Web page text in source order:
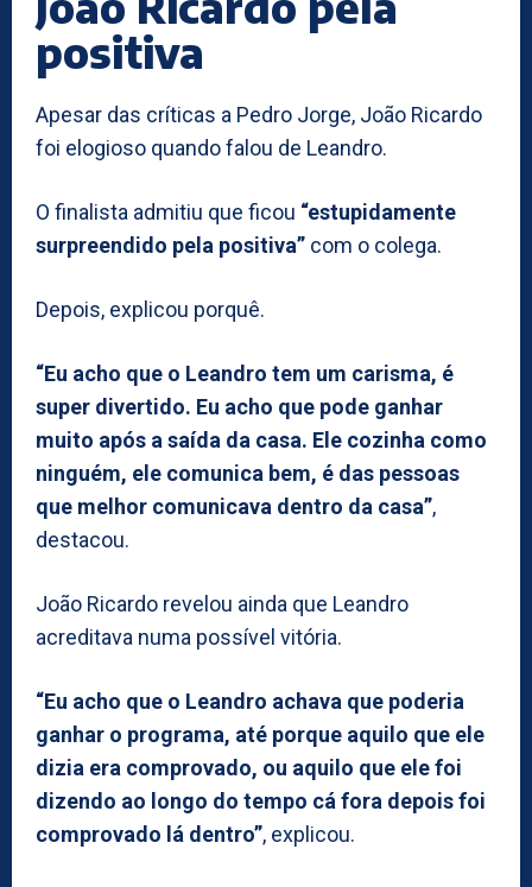
positiva
Apesar das críticas a Pedro Jorge, João Ricardo
foi elogioso quando falou de Leandro.
O finalista admitiu que ficou “estupidamente
surpreendido pela positiva” com o colega.
Depois, explicou porquê.
“Eu acho que o Leandro tem um carisma, é
super divertido. Eu acho que pode ganhar
muito após a saída da casa. Ele cozinha como
ninguém, ele comunica bem, é das pessoas
que melhor comunicava dentro da casa”,
destacou.
João Ricardo revelou ainda que Leandro
acreditava numa possível vitória.
“Eu acho que o Leandro achava que poderia
ganhar o programa, até porque aquilo que ele
dizia era comprovado, ou aquilo que ele foi
dizendo ao longo do tempo cá fora depois foi
comprovado lá dentro”, explicou.